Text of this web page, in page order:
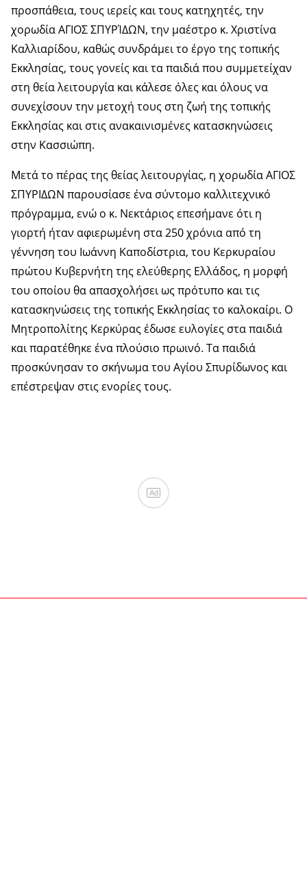
προσπάθεια, τους ιερείς και τους κατηχητές, την
χορωδία ΑΓΙΟΣ ΣΠΥΡΊΔΩΝ, την μαέστρο κ. Χριστίνα
Καλλιαρίδου, καθώς συνδράμει το έργο της τοπικής
Εκκλησίας, τους γονείς και τα παιδιά που συμμετείχαν
στη θεία λειτουργία και κάλεσε όλες και όλους να
συνεχίσουν την μετοχή τους στη ζωή της τοπικής
Εκκλησίας και στις ανακαινισμένες κατασκηνώσεις
στην Κασσιώπη.
Μετά το πέρας της θείας λειτουργίας, η χορωδία ΑΓΙΟΣ
ΣΠΥΡΙΔΩΝ παρουσίασε ένα σύντομο καλλιτεχνικό
πρόγραμμα, ενώ ο κ. Νεκτάριος επεσήμανε ότι η
γιορτή ήταν αφιερωμένη στα 250 χρόνια από τη
γέννηση του Ιωάννη Καποδίστρια, του Κερκυραίου
πρώτου Κυβερνήτη της ελεύθερης Ελλάδος, η μορφή
του οποίου θα απασχολήσει ως πρότυπο και τις
κατασκηνώσεις της τοπικής Εκκλησίας το καλοκαίρι. Ο
Μητροπολίτης Κερκύρας έδωσε ευλογίες στα παιδιά
και παρατέθηκε ένα πλούσιο πρωινό. Τα παιδιά
προσκύνησαν το σκήνωμα του Αγίου Σπυρίδωνος και
επέστρεψαν στις ενορίες τους.
Ad